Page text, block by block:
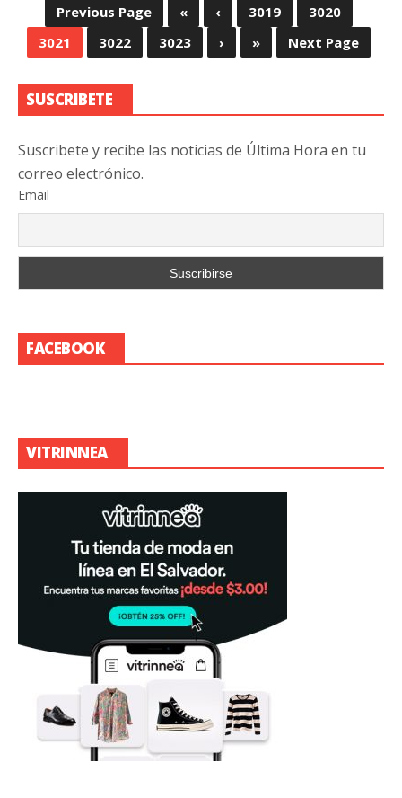
Previous Page « ‹ 3019
3020
3021
3022 3023 › » Next Page
SUSCRIBETE
Suscribete y recibe las noticias de Última Hora en tu
correo electrónico.
Email
FACEBOOK
VITRINNEA